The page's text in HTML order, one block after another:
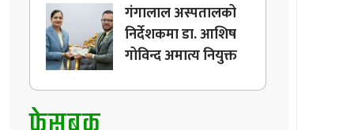
गंगालाल अस्पतालको
निर्देशकमा डा. आशिष
गोविन्द अमात्य नियुक्त